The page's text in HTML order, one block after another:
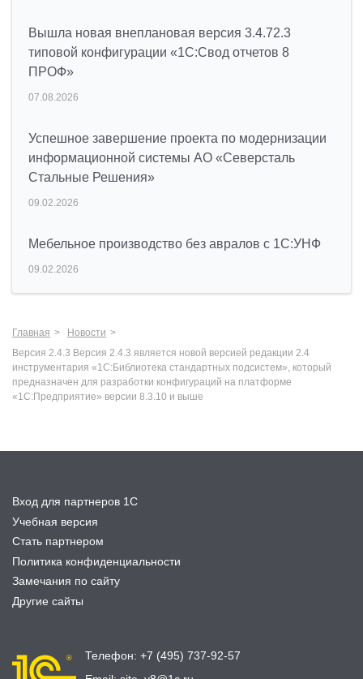
Вышла новая внеплановая версия 3.4.72.3
типовой конфигурации «1C:Свод отчетов 8
ПРОФ»
07.08.2026
Успешное завершение проекта по модернизации
информационной системы АО «Северсталь
Стальные Решения»
09.02.2026
Мебельное производство без авралов с 1С:УНФ
09.02.2026
Главная
Новости
Версия 2.4.3 Версия 2.4.3 является новой версией редакции 2.4
инструментария «1С:Библиотека стандартных подсистем», который
предназначен для разработки конфигураций на платформе
«1С:Предприятие» версии 8.3.10 и выше
Вход для партнеров 1С
Учебная версия
Стать партнером
Политика конфиденциальности
Замечания по сайту
Другие сайты
Телефон: +7 (495) 737-92-57